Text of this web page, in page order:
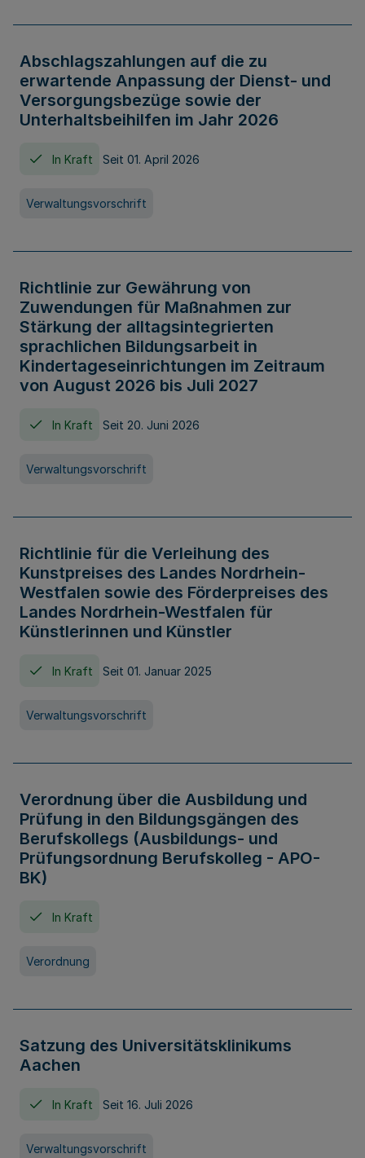
Abschlagszahlungen auf die zu
erwartende Anpassung der Dienst- und
Versorgungsbezüge sowie der
Unterhaltsbeihilfen im Jahr 2026
In Kraft Seit 01. April 2026
Verwaltungsvorschrift
Richtlinie zur Gewährung von
Zuwendungen für Maßnahmen zur
Stärkung der alltagsintegrierten
sprachlichen Bildungsarbeit in
Kindertageseinrichtungen im Zeitraum
von August 2026 bis Juli 2027
In Kraft Seit 20. Juni 2026
Verwaltungsvorschrift
Richtlinie für die Verleihung des
Kunstpreises des Landes Nordrhein-
Westfalen sowie des Förderpreises des
Landes Nordrhein-Westfalen für
Künstlerinnen und Künstler
In Kraft Seit 01. Januar 2025
Verwaltungsvorschrift
Verordnung über die Ausbildung und
Prüfung in den Bildungsgängen des
Berufskollegs (Ausbildungs- und
Prüfungsordnung Berufskolleg - APO-
BK)
In Kraft
Verordnung
Satzung des Universitätsklinikums
Aachen
In Kraft Seit 16. Juli 2026
Verwaltungsvorschrift